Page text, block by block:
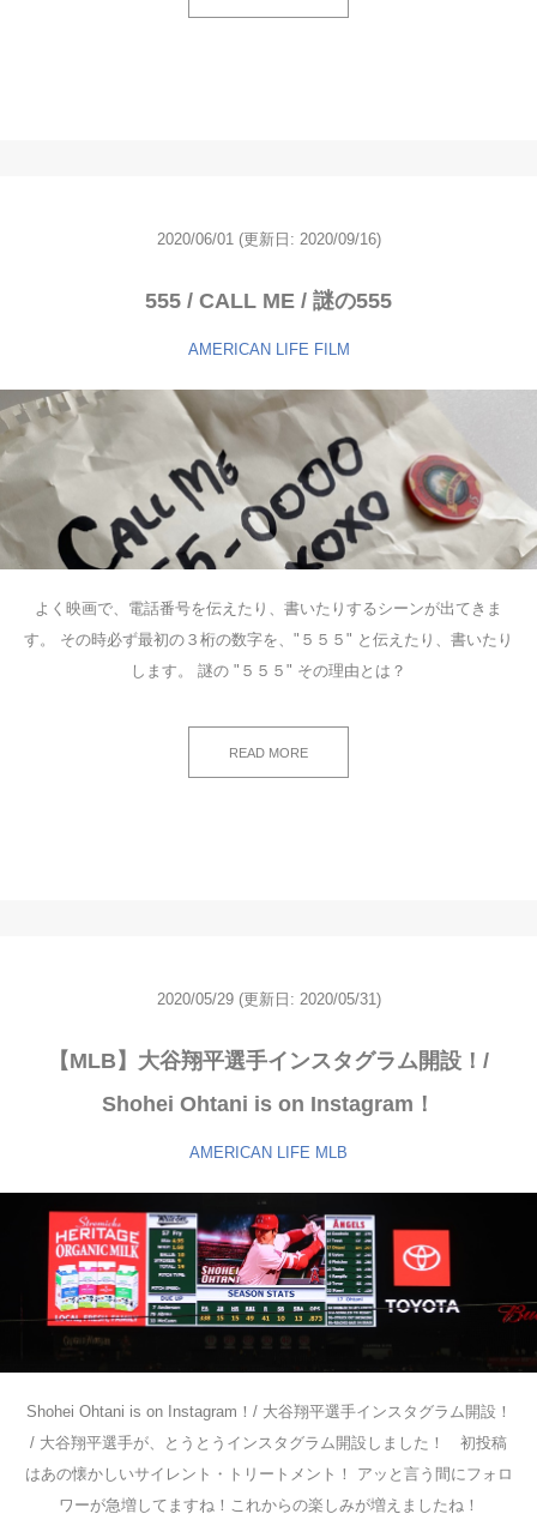
2020/06/01 (更新日: 2020/09/16)
555 / CALL ME / 謎の555
AMERICAN LIFE FILM
よく映画で、電話番号を伝えたり、書いたりするシーンが出てきま
す。 その時必ず最初の３桁の数字を、"５５５" と伝えたり、書いたり
します。 謎の "５５５" その理由とは？
READ MORE
2020/05/29 (更新日: 2020/05/31)
【MLB】大谷翔平選手インスタグラム開設！/
Shohei Ohtani is on Instagram！
AMERICAN LIFE MLB
Shohei Ohtani is on Instagram！/ 大谷翔平選手インスタグラム開設！
/ 大谷翔平選手が、とうとうインスタグラム開設しました！ 初投稿
はあの懐かしいサイレント・トリートメント！ アッと言う間にフォロ
ワーが急増してますね！これからの楽しみが増えましたね！